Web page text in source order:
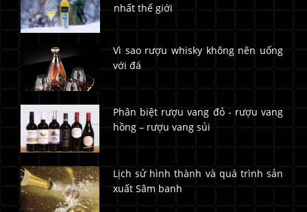
nhất thế giới
Vì sao rượu whisky không nên uống
với đá
Phân biệt rượu vang đỏ - rượu vang
hồng – rượu vang sủi
Lịch sử hình thành và quá trình sản
xuất Sâm banh